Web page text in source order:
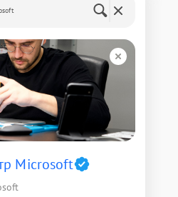
Microsoft